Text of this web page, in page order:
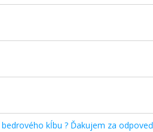
kĺbu ? Ďakujem za